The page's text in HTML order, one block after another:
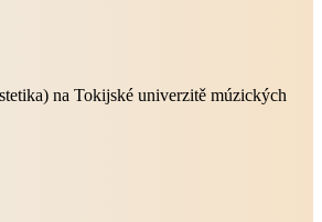
na Tokijské univerzitě múzických